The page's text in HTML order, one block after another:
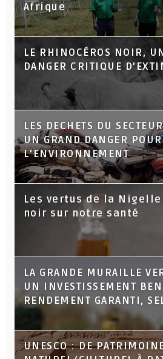
Afrique
LE RHINOCÉROS NOIR,
DANGER CRITIQUE
LES DECHETS DU
UN GRAND DANGER POUR
L’ENVIRONNEMENT
Les vertus de la Nigelle
noir sur notre santé
LA GRANDE MURAILLE
UN INVESTISSEMENT
RENDEMENT GARANTI,
UNESCO : DE